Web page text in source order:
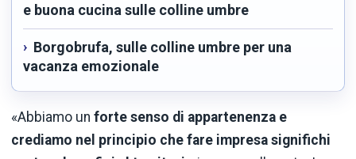
e buona cucina sulle colline umbre
Borgobrufa, sulle colline umbre per una
vacanza emozionale
«Abbiamo un forte senso di appartenenza e
crediamo nel principio che fare impresa significhi